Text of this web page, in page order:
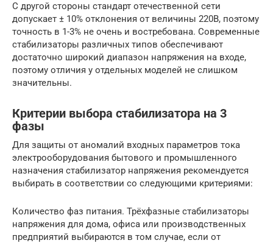
С другой стороны стандарт отечественной сети
допускает ± 10% отклонения от величины 220В, поэтому
точность в 1-3% не очень и востребована. Современные
стабилизаторы различных типов обеспечивают
достаточно широкий диапазон напряжения на входе,
поэтому отличия у отдельных моделей не слишком
значительны.
Критерии выбора стабилизатора на 3
фазы
Для защиты от аномалий входных параметров тока
электрооборудования бытового и промышленного
назначения стабилизатор напряжения рекомендуется
выбирать в соответствии со следующими критериями:
Количество фаз питания. Трёхфазные стабилизаторы
напряжения для дома, офиса или производственных
предприятий выбираются в том случае, если от